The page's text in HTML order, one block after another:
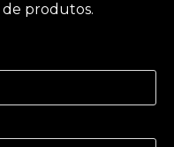
de produtos.